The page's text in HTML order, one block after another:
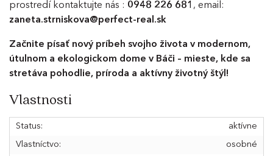
prostredí kontaktujte nás : 0948 226 681 , email:
zaneta.strniskova@perfect-real.sk
Začnite písať nový príbeh svojho života v modernom,
útulnom a ekologickom dome v Báči – mieste, kde sa
stretáva pohodlie, príroda a aktívny životný štýl!
Vlastnosti
Status:
aktívne
Vlastníctvo:
osobné